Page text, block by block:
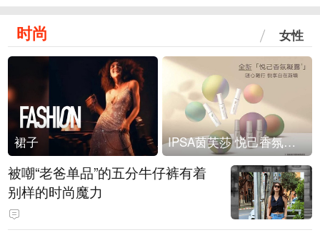
时尚 女性
裙子 IPSA茵芙莎 悦己香氛凝露上市
被嘲“老爸单品”的五分牛仔裤有着
别样的时尚魔力